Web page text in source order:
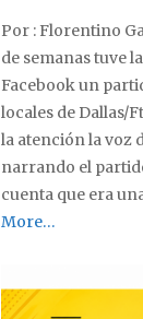
Por : Florentino
de semanas tuve
Facebook un
locales de Dallas/
la atención la voz
narrando el
cuenta que era
More…